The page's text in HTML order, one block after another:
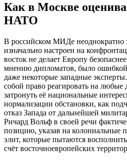
Как в Москве
НАТО
В российском МИДе неоднократно
изначально настроен на
восток не делает Европу
мнению дипломатов, было
даже некоторые западные
собой право реагировать на любые
затронуть её национальные
нормализации обстановки, как
отказ Запада от дальнейшей
Ричард Вольф в своей речи
позицию, указав на колониальные
элит, которые пытаются
счёт восточноевропейских